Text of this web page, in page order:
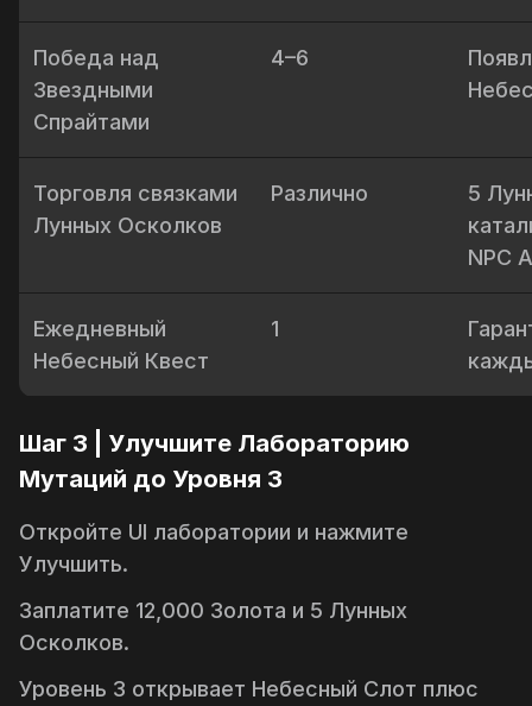
Победа над
Звездными
Спрайтами
4–6
Торговля связками
Лунных Осколков
Различно
5
NPC
Ежедневный
Небесный Квест
1
Шаг 3 | Улучшите Лабораторию
Мутаций до Уровня 3
Откройте UI лаборатории и нажмите
Улучшить.
Заплатите 12,000 Золота и 5 Лунных
Осколков.
Уровень 3 открывает Небесный Слот плюс